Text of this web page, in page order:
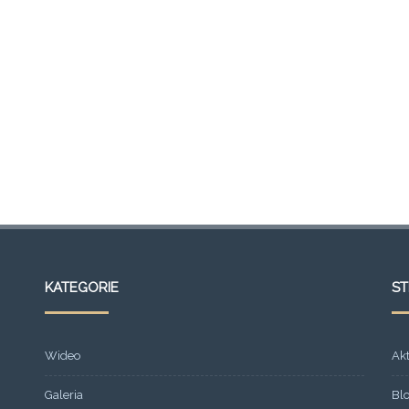
KATEGORIE
Wideo
Galeria